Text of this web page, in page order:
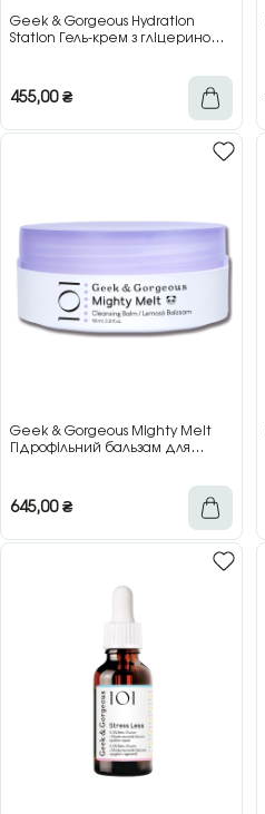
Geek & Gorgeous Hydration
Station Гель-крем з гліцерином
455,00₴
Geek & Gorgeous Mighty Melt
Гідрофільний бальзам для
645,00₴